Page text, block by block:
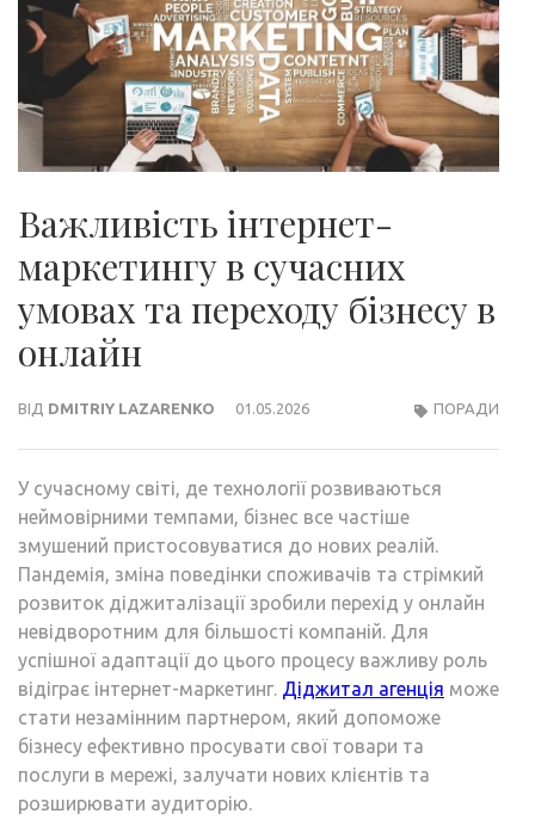
Важливість інтернет-
маркетингу в сучасних
умовах та переходу бізнесу в
онлайн
ВІД DMITRIY LAZARENKO 01.05.2026 ПОРАДИ
У сучасному світі, де технології розвиваються
неймовірними темпами, бізнес все частіше
змушений пристосовуватися до нових реалій.
Пандемія, зміна поведінки споживачів та стрімкий
розвиток діджиталізації зробили перехід у онлайн
невідворотним для більшості компаній. Для
успішної адаптації до цього процесу важливу роль
відіграє інтернет-маркетинг. Діджитал агенція може
стати незамінним партнером, який допоможе
бізнесу ефективно просувати свої товари та
послуги в мережі, залучати нових клієнтів та
розширювати аудиторію.